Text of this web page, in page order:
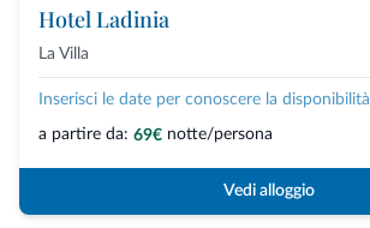
Hotel Ladinia
La Villa
Inserisci le date per conoscere la disponibilità
a partire da: 69€ notte/persona
Vedi alloggio